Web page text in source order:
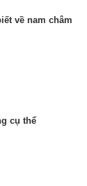
về nam châm
cụ thể